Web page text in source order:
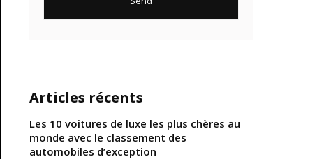
Articles récents
Les 10 voitures de luxe les plus chères au
monde avec le classement des
automobiles d’exception